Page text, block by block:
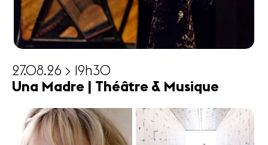
27.08.26 > 19h30
Una Madre | Théâtre & Musique